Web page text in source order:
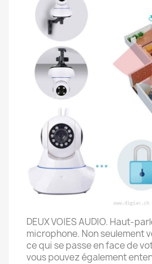
DEUX VOIES AUDIO. Haut-
microphone. Non seulement
ce qui se passe en face de
vous pouvez également